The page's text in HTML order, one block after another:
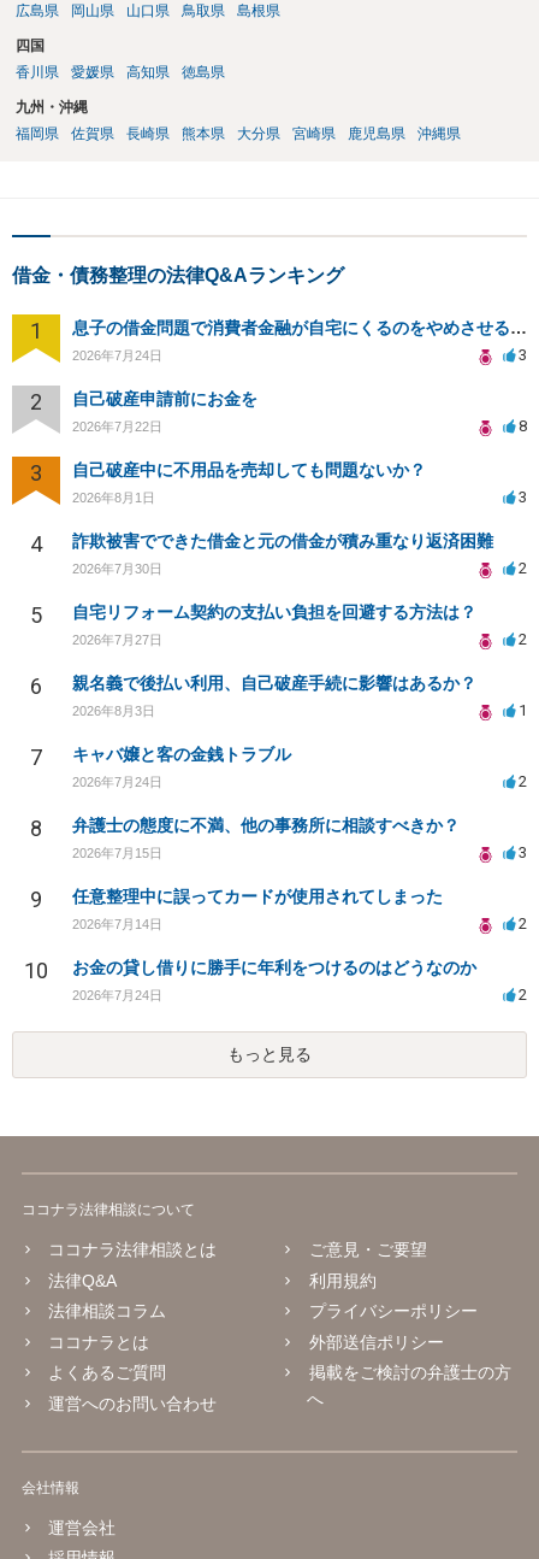
広島県
岡山県 山口県 鳥取県 島根県
四国
香川県
愛媛県 高知県 徳島県
九州・沖縄
福岡県
佐賀県 長崎県 熊本県 大分県 宮崎県 鹿児島県 沖縄県
借金・債務整理の法律Q&Aランキング
1 息子の借金問題で消費者金融が自宅にくるのをやめさせる方法はないですか？
2026年7月24日 3
2 自己破産申請前にお金を
2026年7月22日 8
3 自己破産中に不用品を売却しても問題ないか？
2026年8月1日 3
4 詐欺被害でできた借金と元の借金が積み重なり返済困難
2026年7月30日 2
5 自宅リフォーム契約の支払い負担を回避する方法は？
2026年7月27日 2
6 親名義で後払い利用、自己破産手続に影響はあるか？
2026年8月3日 1
7 キャバ嬢と客の金銭トラブル
2026年7月24日 2
8 弁護士の態度に不満、他の事務所に相談すべきか？
2026年7月15日 3
9 任意整理中に誤ってカードが使用されてしまった
2026年7月14日 2
10 お金の貸し借りに勝手に年利をつけるのはどうなのか
2026年7月24日 2
もっと見る
ココナラ法律相談について
ココナラ法律相談とは
法律Q&A
法律相談コラム
ココナラとは
よくあるご質問
運営へのお問い合わせ
ご意見・ご要望
利用規約
プライバシーポリシー
外部送信ポリシー
掲載をご検討の弁護士の方
へ
会社情報
運営会社